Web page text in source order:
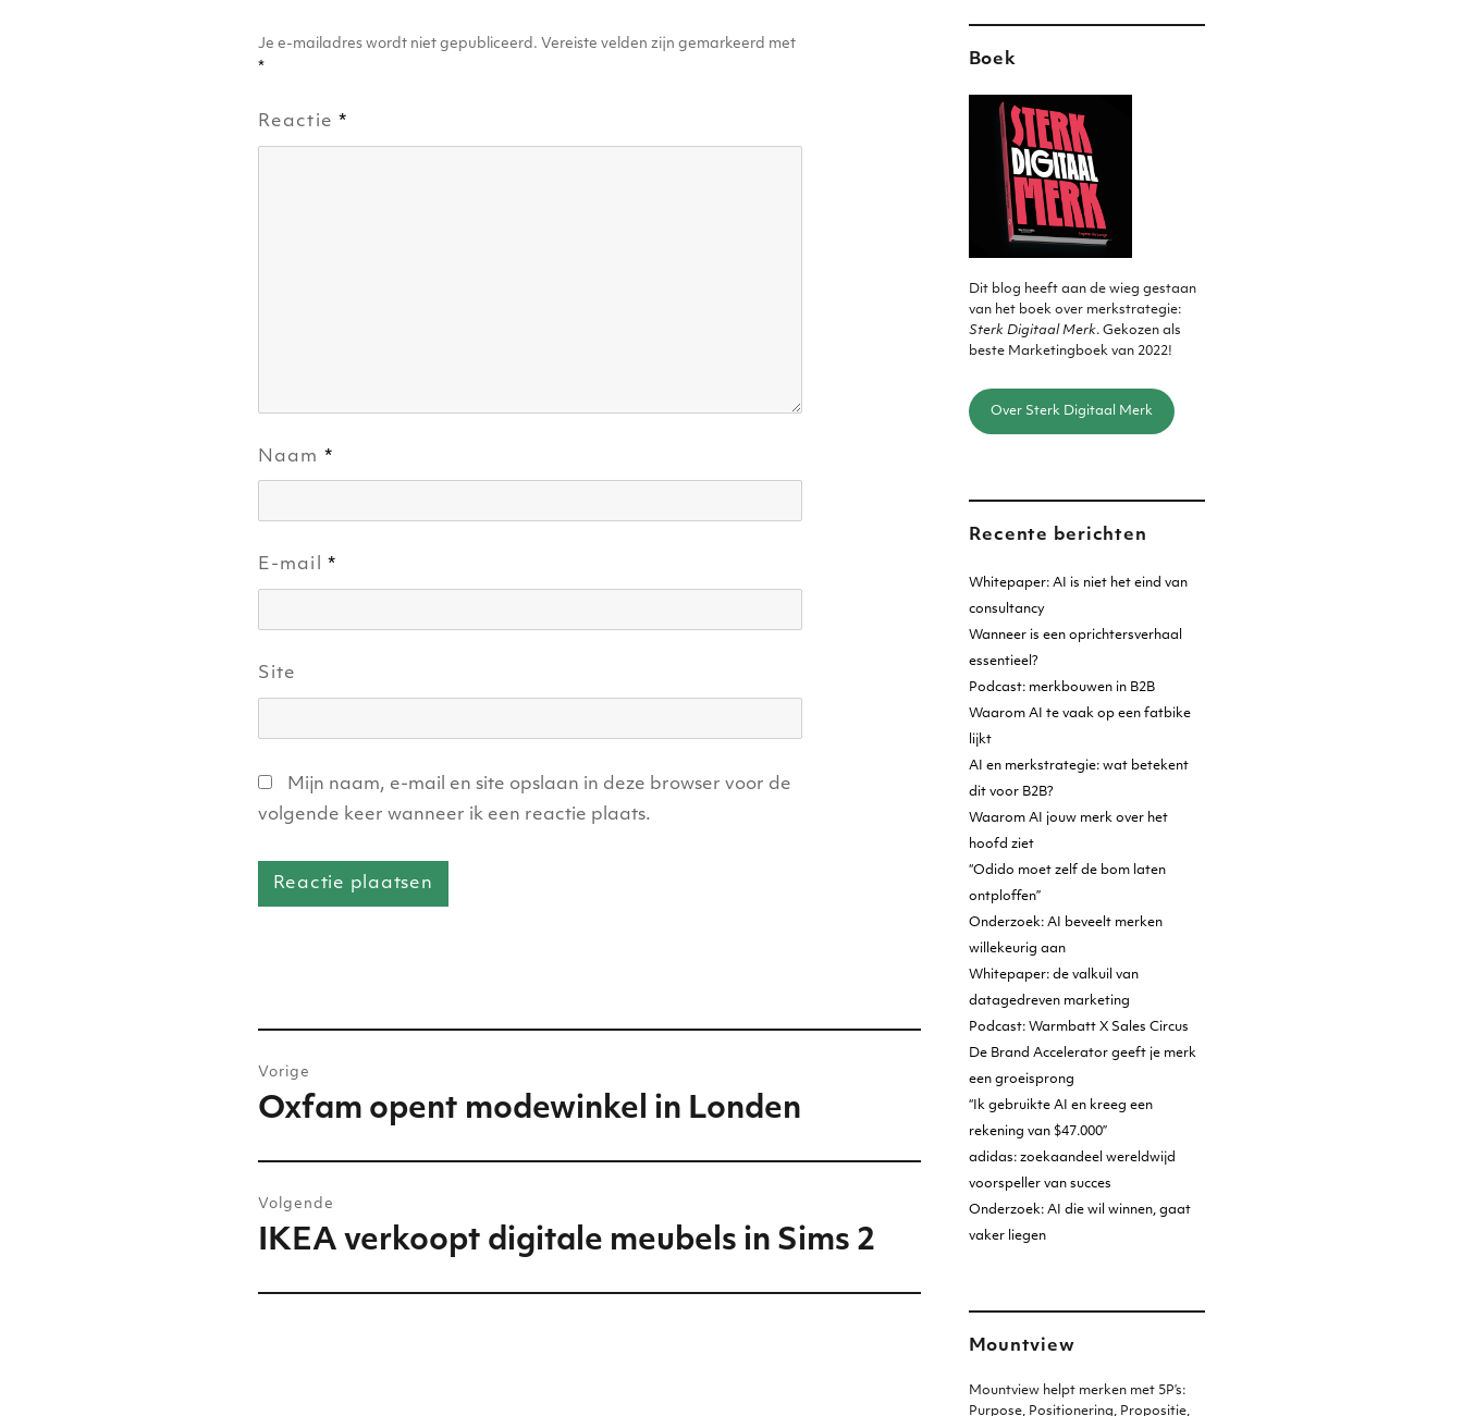
Je e-mailadres wordt niet gepubliceerd. Vereiste velden zijn gemarkeerd met
*
Reactie*
Naam *
E-mail*
Site
Mijn naam, e-mail en site opslaan in deze browser voor de
volgende keer wanneer ik een reactie plaats.
navigatie
Vorige
Vorig
Oxfam opent modewinkel in Londen
Volgende
Volgend
IKEA verkoopt digitale meubels in Sims 2
Boek
Dit blog heeft aan de wieg gestaan
van het boek over merkstrategie:
Sterk Digitaal Merk. Gekozen als
beste Marketingboek van 2022!
Over Sterk Digitaal Merk
Recente berichten
Whitepaper: AI is niet het eind van
consultancy
Wanneer is een oprichtersverhaal
essentieel?
Podcast: merkbouwen in B2B
Waarom AI te vaak op een fatbike
lijkt
AI en merkstrategie: wat betekent
dit voor B2B?
Waarom AI jouw merk over het
hoofd ziet
“Odido moet zelf de bom laten
ontploffen”
Onderzoek: AI beveelt merken
willekeurig aan
Whitepaper: de valkuil van
datagedreven marketing
Podcast: Warmbatt X Sales Circus
De Brand Accelerator geeft je merk
een groeisprong
“Ik gebruikte AI en kreeg een
rekening van $47.000”
adidas: zoekaandeel wereldwijd
voorspeller van succes
Onderzoek: AI die wil winnen, gaat
vaker liegen
Mountview
Mountview helpt merken met 5P’s:
Purpose, Positionering, Propositie,